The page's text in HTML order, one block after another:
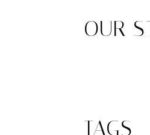
OUR
TAGS